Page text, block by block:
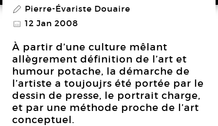
P Pierre-Évariste Douaire
@ 12 Jan 2008
À partir d’une culture mêlant
allègrement définition de l’art et
humour potache, la démarche de
l’artiste a toujoujrs été portée par le
dessin de presse, le portrait charge,
et par une méthode proche de l’art
conceptuel.